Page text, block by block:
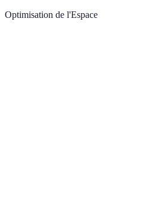
Optimisation de l'Espace